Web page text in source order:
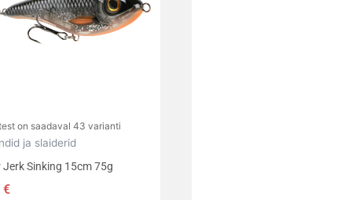
on saadaval 43 varianti
ja slaiderid
Jerk Sinking 15cm 75g
€